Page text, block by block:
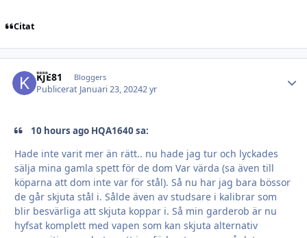
Citat
KJE81 Bloggers
Publicerat Januari 23, 20242 yr
10 hours ago HQA1640 sa:
Hade inte varit mer än rätt.. nu hade jag tur och lyckades
sälja mina gamla spett för de dom Var värda (sa även till
köparna att dom inte var för stål). Så nu har jag bara bössor
de går skjuta stål i. Sålde även av studsare i kalibrar som
blir besvärliga att skjuta koppar i. Så min garderob är nu
hyfsat komplett med vapen som kan skjuta alternativ